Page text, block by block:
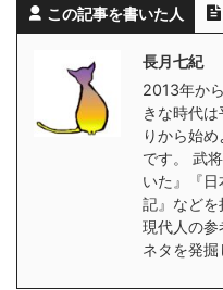
この記事を書いた人
長月七紀
2013年か
きな時代
りから始
です。 武
いた』『
記』など
現代人の参
ネタを発掘